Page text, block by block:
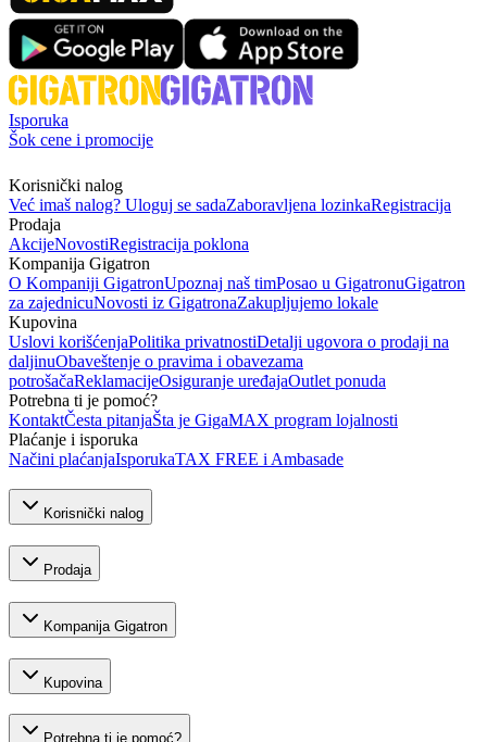
Isporuka
Šok cene i promocije
Korisnički nalog
Već imaš nalog? Uloguj se sadaZaboravljena lozinkaRegistracija
Prodaja
AkcijeNovostiRegistracija poklona
Kompanija Gigatron
O Kompaniji GigatronUpoznaj naš timPosao u GigatronuGigatron
za zajednicuNovosti iz GigatronaZakupljujemo lokale
Kupovina
Uslovi korišćenjaPolitika privatnostiDetalji ugovora o prodaji na
daljinuObaveštenje o pravima i obavezama
potrošačaReklamacijeOsiguranje uređajaOutlet ponuda
Potrebna ti je pomoć?
KontaktČesta pitanjaŠta je GigaMAX program lojalnosti
Plaćanje i isporuka
Načini plaćanjaIsporukaTAX FREE i Ambasade
Korisnički nalog
Prodaja
Kompanija Gigatron
Kupovina
Potrebna ti je pomoć?